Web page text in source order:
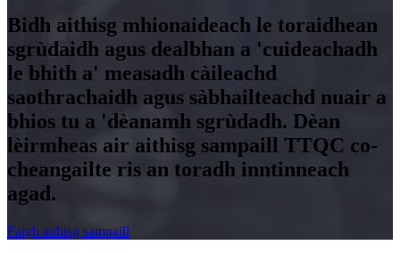
Bidh aithisg mhionaideach le toraidhean
sgrùdaidh agus dealbhan a 'cuideachadh
le bhith a' measadh càileachd
saothrachaidh agus sàbhailteachd nuair a
bhios tu a 'dèanamh sgrùdadh. Dèan
lèirmheas air aithisg sampaill TTQC co-
cheangailte ris an toradh inntinneach
agad.
Faigh aithisg sampaill